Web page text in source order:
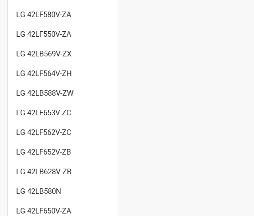
LG 42LF580V-ZA
LG 42LF550V-ZA
LG 42LB569V-ZX
LG 42LF564V-ZH
LG 42LB588V-ZW
LG 42LF653V-ZC
LG 42LF562V-ZC
LG 42LF652V-ZB
LG 42LB628V-ZB
LG 42LB580N
LG 42LF650V-ZA